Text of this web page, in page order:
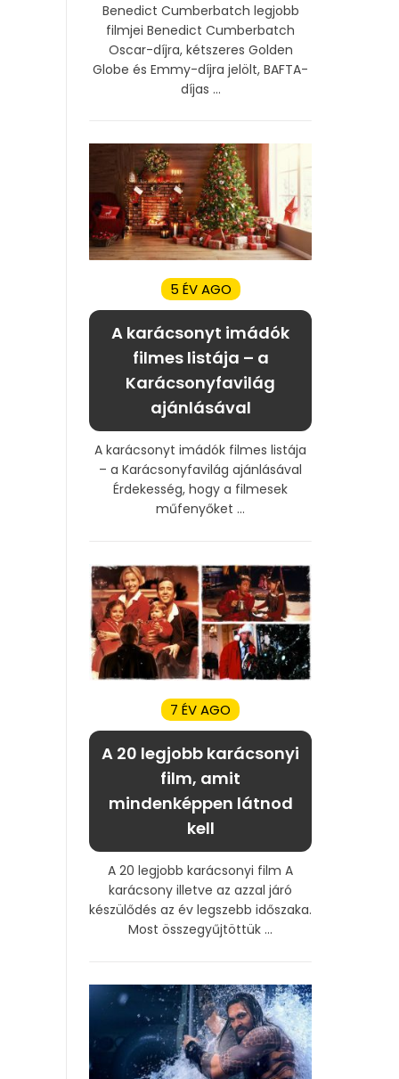
Benedict Cumberbatch legjobb
filmjei Benedict Cumberbatch
Oscar-díjra, kétszeres Golden
Globe és Emmy-díjra jelölt, BAFTA-
díjas ...
5 ÉV AGO
A karácsonyt imádók
filmes listája – a
Karácsonyfavilág
ajánlásával
A karácsonyt imádók filmes listája
– a Karácsonyfavilág ajánlásával
Érdekesség, hogy a filmesek
műfenyőket ...
7 ÉV AGO
A 20 legjobb karácsonyi
film, amit
mindenképpen látnod
kell
A 20 legjobb karácsonyi film A
karácsony illetve az azzal járó
készülődés az év legszebb időszaka.
Most összegyűjtöttük ...